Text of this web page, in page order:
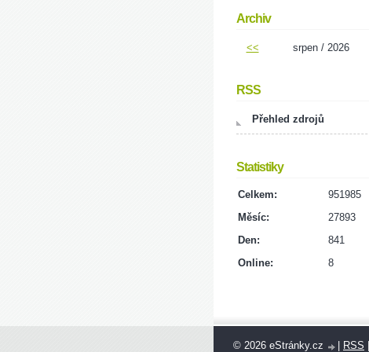
Archiv
<< srpen / 2026
RSS
Přehled zdrojů
Statistiky
Online: 8
Celkem:
951985
Měsíc:
27893
Den:
841
© 2026 eStránky.cz RSS